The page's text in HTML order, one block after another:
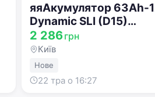
яяАкумулятор 63Ah-
Dynamic SLI (D15)
400 061
2 286грн
Київ
Нове
22 тра о 16:27